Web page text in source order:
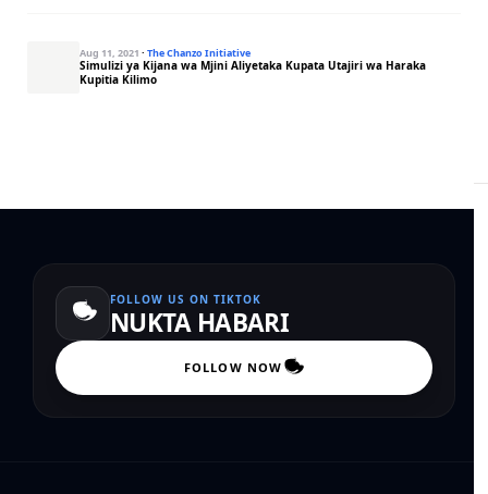
Aug 11, 2021 · The Chanzo Initiative
Simulizi ya Kijana wa Mjini Aliyetaka Kupata Utajiri wa Haraka
Kupitia Kilimo
FOLLOW US ON TIKTOK
NUKTA HABARI
FOLLOW NOW